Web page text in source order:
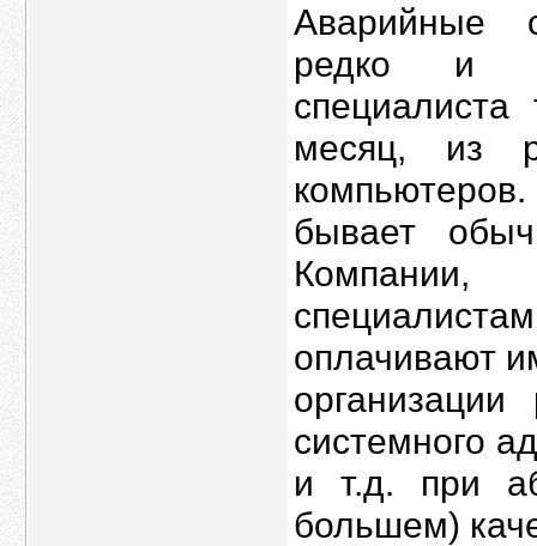
Аварийные
редко и
месяц, из
бывает
оплачивают
системного
и т.д. при
большем)